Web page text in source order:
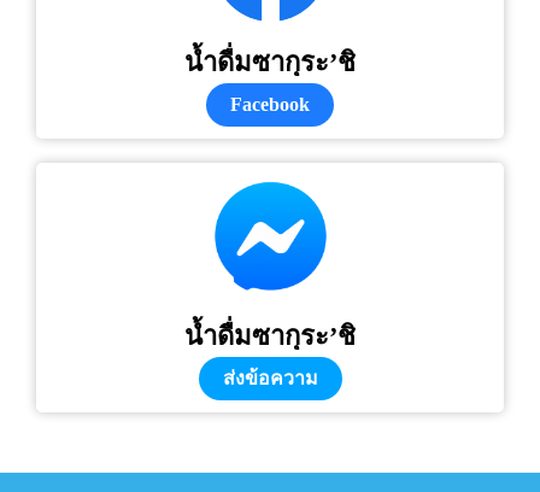
น้ำดื่มซากุระ’ชิ
Facebook
น้ำดื่มซากุระ’ชิ
ส่งข้อความ